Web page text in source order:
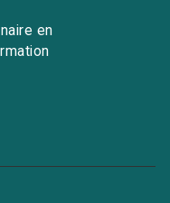
en